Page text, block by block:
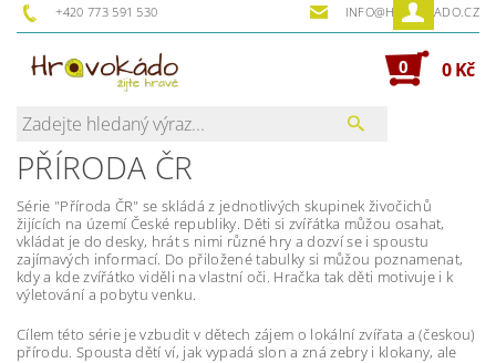
+420 773 591 530 INFO@HRAVOKADO.CZ
0 0 Kč
PŘÍRODA ČR
Série "Příroda ČR" se skládá z jednotlivých skupinek živočichů
žijících na území České republiky. Děti si zvířátka můžou osahat,
vkládat je do desky, hrát s nimi různé hry a dozví se i spoustu
zajímavých informací. Do přiložené tabulky si můžou poznamenat,
kdy a kde zvířátko viděli na vlastní oči. Hračka tak děti motivuje i k
výletování a pobytu venku.
Cílem této série je vzbudit v dětech zájem o lokální zvířata a (českou)
přírodu. Spousta dětí ví, jak vypadá slon a zná zebry i klokany, ale